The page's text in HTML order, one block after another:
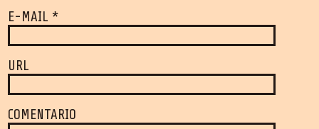
E-MAIL *
URL
COMENTARIO